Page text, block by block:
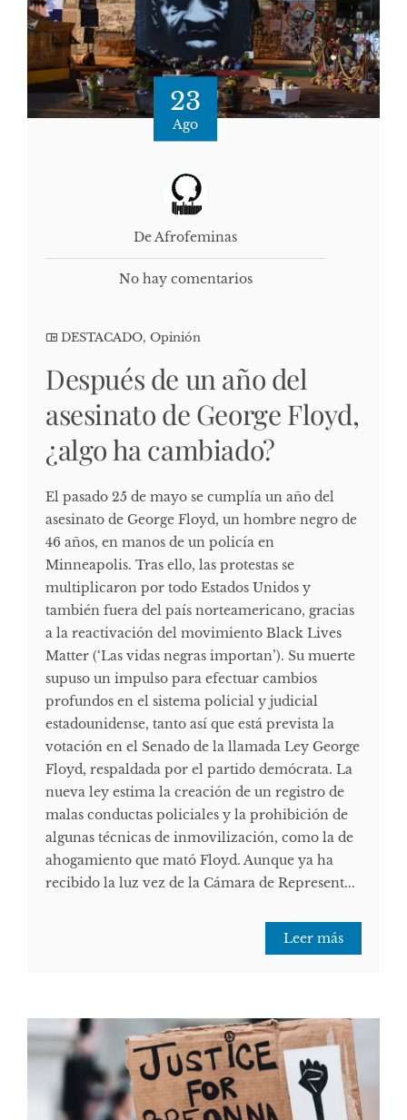
23
Ago
De Afrofeminas
No hay comentarios
DESTACADO, Opinión
Después de un año del
asesinato de George Floyd,
¿algo ha cambiado?
El pasado 25 de mayo se cumplía un año del
asesinato de George Floyd, un hombre negro de
46 años, en manos de un policía en
Minneapolis. Tras ello, las protestas se
multiplicaron por todo Estados Unidos y
también fuera del país norteamericano, gracias
a la reactivación del movimiento Black Lives
Matter (‘Las vidas negras importan’). Su muerte
supuso un impulso para efectuar cambios
profundos en el sistema policial y judicial
estadounidense, tanto así que está prevista la
votación en el Senado de la llamada Ley George
Floyd, respaldada por el partido demócrata. La
nueva ley estima la creación de un registro de
malas conductas policiales y la prohibición de
algunas técnicas de inmovilización, como la de
ahogamiento que mató Floyd. Aunque ya ha
recibido la luz vez de la Cámara de Represent...
Leer más